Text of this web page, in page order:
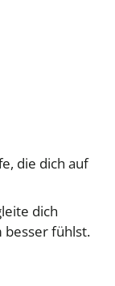
die dich auf
dich
besser fühlst.